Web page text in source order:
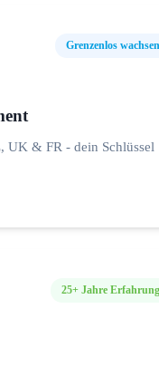
Grenzenlos wachsen
UK & FR - dein Schlüssel
25+ Jahre Erfahrung